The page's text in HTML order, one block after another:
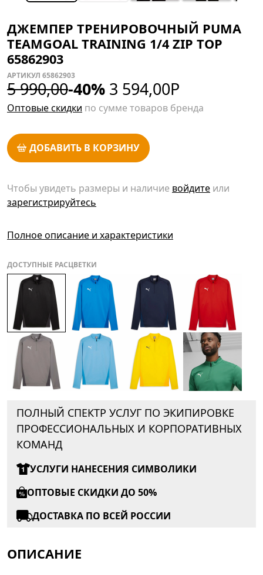
ДЖЕМПЕР ТРЕНИРОВОЧНЫЙ PUMA
TEAMGOAL TRAINING 1/4 ZIP TOP
65862903
АРТИКУЛ 65862903
5 990,00-40% 3 594,00Р
Оптовые скидки по сумме товаров бренда
ДОБАВИТЬ В КОРЗИНУ
Чтобы увидеть размеры и наличие войдите или
зарегистрируйтесь
Полное описание и характеристики
ДОСТУПНЫЕ РАСЦВЕТКИ
ПОЛНЫЙ СПЕКТР УСЛУГ ПО ЭКИПИРОВКЕ
ПРОФЕССИОНАЛЬНЫХ И КОРПОРАТИВНЫХ
КОМАНД
УСЛУГИ НАНЕСЕНИЯ СИМВОЛИКИ
ОПТОВЫЕ СКИДКИ ДО 50%
ДОСТАВКА ПО ВСЕЙ РОССИИ
ОПИСАНИЕ